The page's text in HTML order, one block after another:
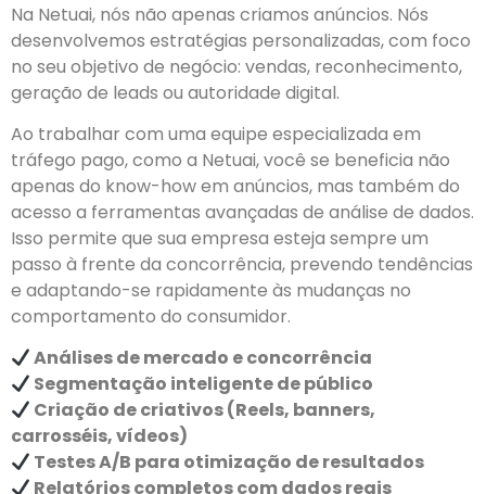
Na Netuai, nós não apenas criamos anúncios. Nós
desenvolvemos estratégias personalizadas, com foco
no seu objetivo de negócio: vendas, reconhecimento,
geração de leads ou autoridade digital.
Ao trabalhar com uma equipe especializada em
tráfego pago, como a Netuai, você se beneficia não
apenas do know-how em anúncios, mas também do
acesso a ferramentas avançadas de análise de dados.
Isso permite que sua empresa esteja sempre um
passo à frente da concorrência, prevendo tendências
e adaptando-se rapidamente às mudanças no
comportamento do consumidor.
Análises de mercado e concorrência
Segmentação inteligente de público
Criação de criativos (Reels, banners,
carrosséis, vídeos)
Testes A/B para otimização de resultados
Relatórios completos com dados reais